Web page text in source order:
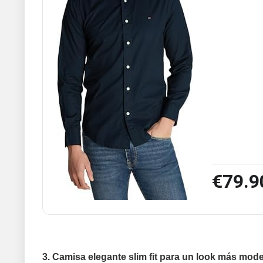
3. Camisa elegante slim fit para un look más